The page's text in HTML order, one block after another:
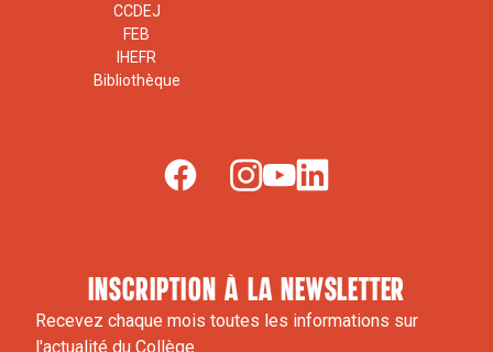
CCDEJ
FEB
IHEFR
Bibliothèque
inscription à la newsletter
Recevez chaque mois toutes les informations sur
l'actualité du Collège.